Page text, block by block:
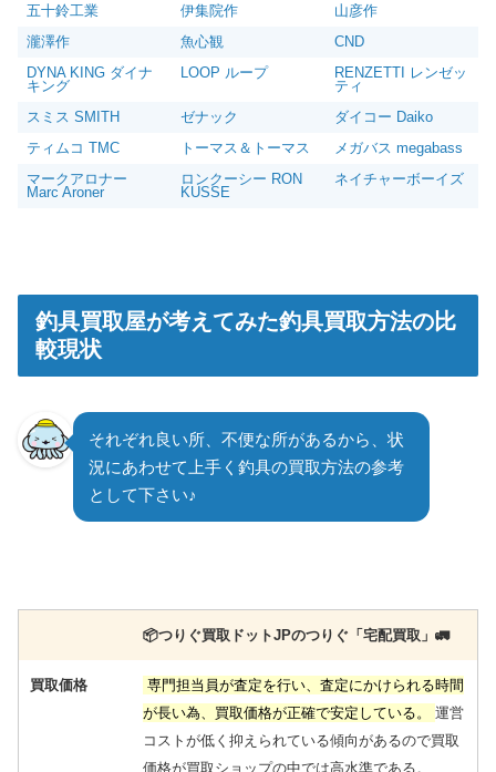
五十鈴工業
伊集院作
山彦作
瀧澤作
魚心観
CND
DYNA KING ダイナ
キング
LOOP ループ
RENZETTI レンゼッ
ティ
スミス SMITH
ゼナック
ダイコー Daiko
ティムコ TMC
トーマス＆トーマス
メガバス megabass
マークアロナー
Marc Aroner
ロンクーシー RON
KUSSE
ネイチャーボーイズ
釣具買取屋が考えてみた釣具買取方法の比
較現状
それぞれ良い所、不便な所があるから、状
況にあわせて上手く釣具の買取方法の参考
として下さい♪
📦️つりぐ買取ドットJPのつりぐ「宅配買取」🚛
買取価格
専門担当員が査定を行い、査定にかけられる時間
が長い為、買取価格が正確で安定している。 運営
コストが低く抑えられている傾向があるので買取
価格が買取ショップの中では高水準である。